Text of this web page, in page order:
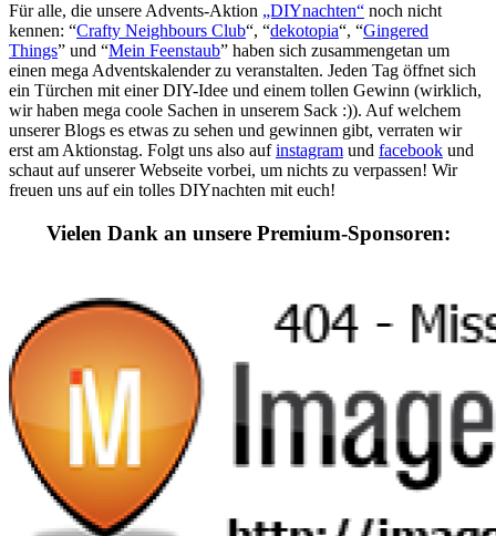
Für alle, die unsere Advents-Aktion „DIYnachten“ noch nicht
kennen: “Crafty Neighbours Club“, “dekotopia“, “Gingered
Things” und “Mein Feenstaub” haben sich zusammengetan um
einen mega Adventskalender zu veranstalten. Jeden Tag öffnet sich
ein Türchen mit einer DIY-Idee und einem tollen Gewinn (wirklich,
wir haben mega coole Sachen in unserem Sack :)). Auf welchem
unserer Blogs es etwas zu sehen und gewinnen gibt, verraten wir
erst am Aktionstag. Folgt uns also aufinstagram und facebook und
schaut auf unserer Webseite vorbei, um nichts zu verpassen! Wir
freuen uns auf ein tolles DIYnachten mit euch!
Vielen Dank an unsere Premium-Sponsoren: